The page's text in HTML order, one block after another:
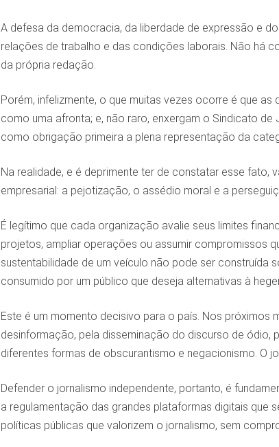
A defesa da democracia, da liberdade de expressão e
relações de trabalho e das condições laborais. Não há
da própria redação.
Porém, infelizmente, o que muitas vezes ocorre é que
como uma afronta; e, não raro, enxergam o Sindicato
como obrigação primeira a plena representação da
Na realidade, e é deprimente ter de constatar esse fato,
empresarial: a pejotização, o assédio moral e a
É legítimo que cada organização avalie seus limites
projetos, ampliar operações ou assumir compromissos
sustentabilidade de um veículo não pode ser construída
consumido por um público que deseja alternativas à
Este é um momento decisivo para o país. Nos próximos
desinformação, pela disseminação do discurso de ódio,
diferentes formas de obscurantismo e negacionismo. O
Defender o jornalismo independente, portanto, é
a regulamentação das grandes plataformas digitais que
políticas públicas que valorizem o jornalismo, sem